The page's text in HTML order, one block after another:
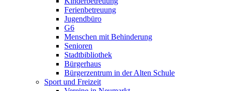
Ferienbetreuung
Jugendbüro
G6
Menschen mit Behinderung
Senioren
Stadtbibliothek
Bürgerhaus
Bürgerzentrum in der Alten Schule
Sport und Freizeit